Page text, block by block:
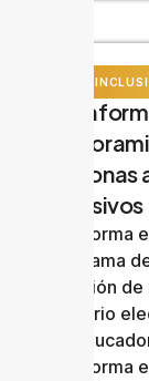
RAEL
inclusivos
Plataforma
programa
creación
un diario
los
plataforma